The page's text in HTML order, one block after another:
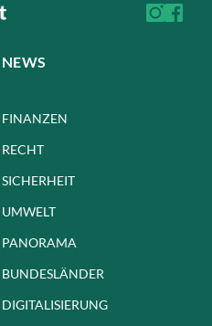
NEWS
FINANZEN
RECHT
SICHERHEIT
UMWELT
PANORAMA
BUNDESLÄNDER
DIGITALISIERUNG